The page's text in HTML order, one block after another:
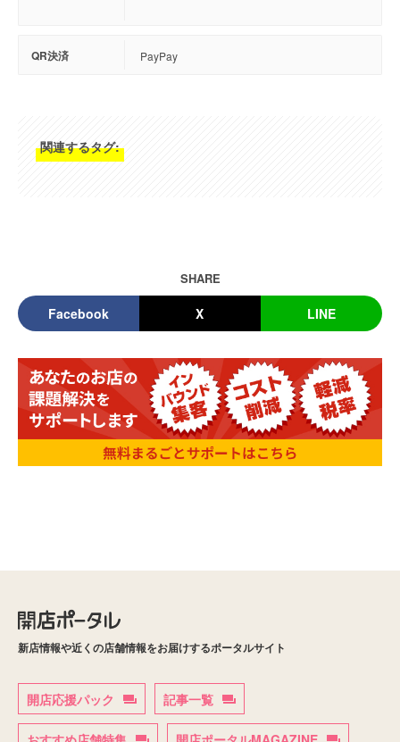
QR決済 PayPay
関連するタグ:
SHARE
Facebook X LINE
新店情報や近くの店舗情報をお届けするポータルサイト
開店応援パック 記事一覧